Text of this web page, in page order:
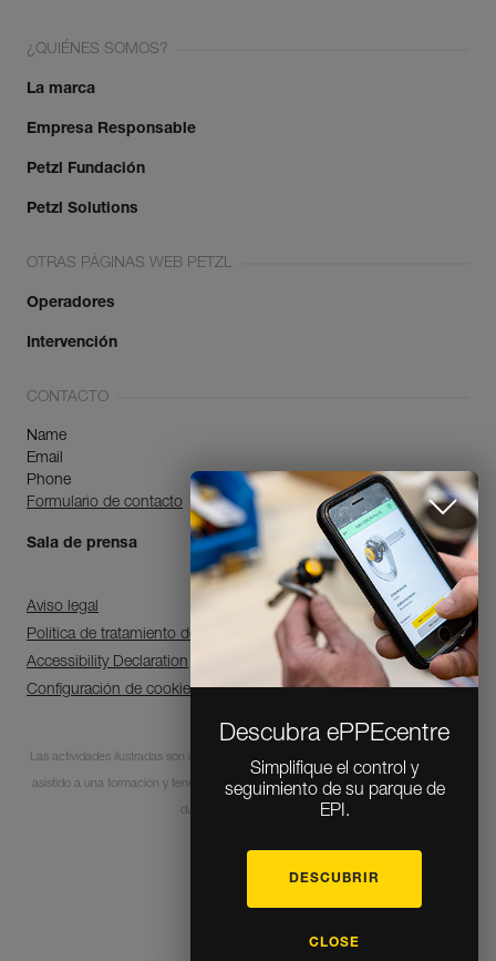
Descubra ePPEcentre
Simplifique el control y
seguimiento de su parque de
EPI.
DESCUBRIR
CLOSE
¿QUIÉNES SOMOS?
La marca
Empresa Responsable
Petzl Fundación
Petzl Solutions
OTRAS PÁGINAS WEB PETZL
Operadores
Intervención
CONTACTO
Name
Email
Phone
Formulario de contacto
Sala de prensa
Aviso legal
Política de tratamiento de datos personales y gestión de cookies
Accessibility Declaration
Configuración de cookies
Las actividades ilustradas son intrínsecamente peligrosas. Cada usuario debe haber
asistido a una formación y tener las competencias para la utilización de los equipos
durante estas actividades.
© 1995-2026 Petzl